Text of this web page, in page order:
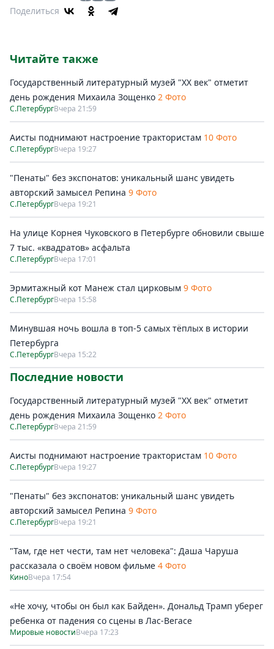
Поделиться
Читайте также
Государственный литературный музей "ХХ век" отметит
день рождения Михаила Зощенко 2 Фото
С.ПетербургВчера 21:59
Аисты поднимают настроение трактористам 10 Фото
С.ПетербургВчера 19:27
"Пенаты" без экспонатов: уникальный шанс увидеть
авторский замысел Репина 9 Фото
С.ПетербургВчера 19:21
На улице Корнея Чуковского в Петербурге обновили свыше
7 тыс. «квадратов» асфальта
С.ПетербургВчера 17:01
Эрмитажный кот Манеж стал цирковым 9 Фото
С.ПетербургВчера 15:58
Минувшая ночь вошла в топ-5 самых тёплых в истории
Петербурга
С.ПетербургВчера 15:22
Последние новости
Государственный литературный музей "ХХ век" отметит
день рождения Михаила Зощенко 2 Фото
С.ПетербургВчера 21:59
Аисты поднимают настроение трактористам 10 Фото
С.ПетербургВчера 19:27
"Пенаты" без экспонатов: уникальный шанс увидеть
авторский замысел Репина 9 Фото
С.ПетербургВчера 19:21
"Там, где нет чести, там нет человека": Даша Чаруша
рассказала о своём новом фильме 4 Фото
КиноВчера 17:54
«Не хочу, чтобы он был как Байден». Дональд Трамп уберег
ребенка от падения со сцены в Лас-Вегасе
Мировые новостиВчера 17:23